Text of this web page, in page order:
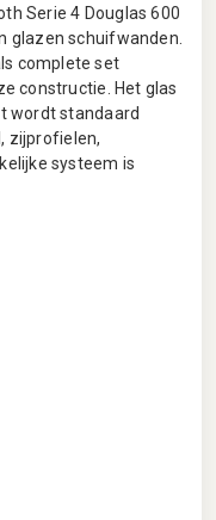
Serie 4 Douglas 600
glazen schuifwanden.
complete set
constructie. Het glas
wordt standaard
zijprofielen,
systeem is